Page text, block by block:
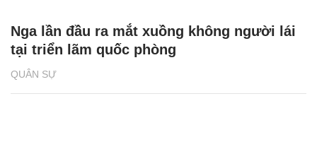
QUÂN SỰ
Nga lần đầu ra mắt xuồng không người lái
tại triển lãm quốc phòng